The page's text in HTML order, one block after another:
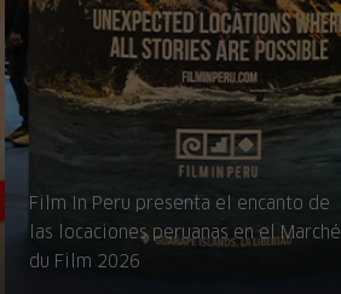
Film In Peru presenta el encanto de
las locaciones peruanas en el Marché
du Film 2026